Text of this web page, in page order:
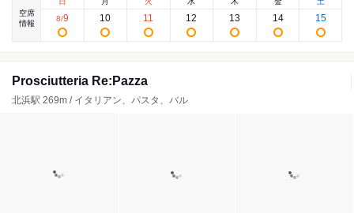
空席
情報
8/9 10 11 12 13 14 15
Prosciutteria Re:Pazza
北浜駅 269m / イタリアン、パスタ、バル